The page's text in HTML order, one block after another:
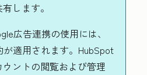
します。
広告連携の使用には、
適用されます。HubSpot
ントの閲覧および管理